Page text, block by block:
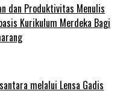
dan Produktivitas Menulis
Kurikulum Merdeka Bagi
melalui Lensa Gadis